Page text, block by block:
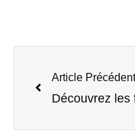
Article Précédent